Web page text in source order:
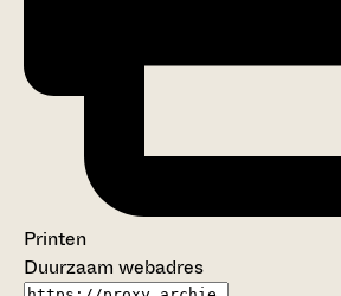
Printen
Duurzaam webadres